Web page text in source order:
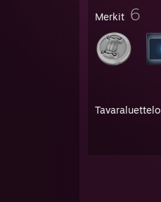
Merkit 6
Tavaraluettelo